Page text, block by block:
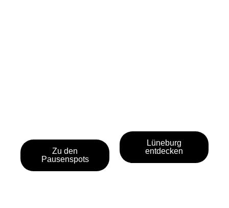
Zu den
Pausenspots
Lüneburg
entdecken